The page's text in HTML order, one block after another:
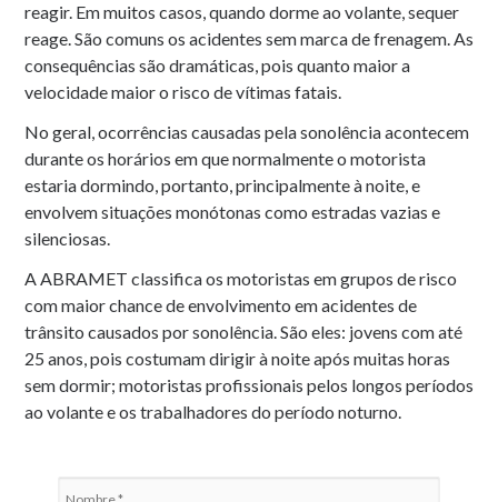
reagir. Em muitos casos, quando dorme ao volante, sequer
reage. São comuns os acidentes sem marca de frenagem. As
consequências são dramáticas, pois quanto maior a
velocidade maior o risco de vítimas fatais.
No geral, ocorrências causadas pela sonolência acontecem
durante os horários em que normalmente o motorista
estaria dormindo, portanto, principalmente à noite, e
envolvem situações monótonas como estradas vazias e
silenciosas.
A ABRAMET classifica os motoristas em grupos de risco
com maior chance de envolvimento em acidentes de
trânsito causados por sonolência. São eles: jovens com até
25 anos, pois costumam dirigir à noite após muitas horas
sem dormir; motoristas profissionais pelos longos períodos
ao volante e os trabalhadores do período noturno.